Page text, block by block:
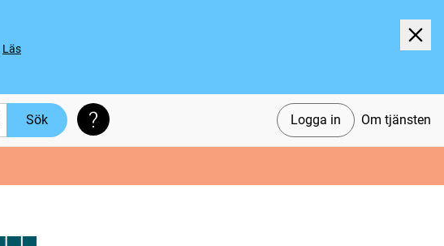
Läs
Logga in Om tjänsten
Sök Söktips